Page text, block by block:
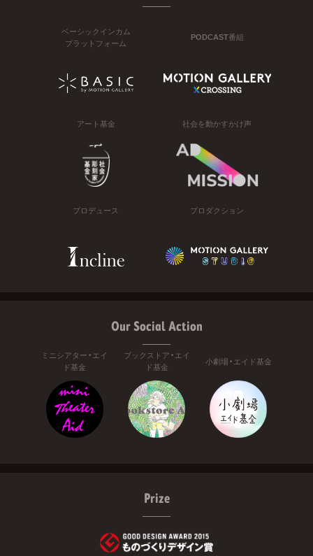
ベーシックインカム
プラットフォーム
PODCAST番組
アート基金 社会を動かすかけ声
プロデュース プロダクション
Our Social Action
ミニシアター・エイ
ド基金
ブックストア・エイ
ド基金
小劇場・エイド基金
Prize